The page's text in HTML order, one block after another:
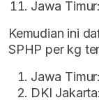
Jawa
Kemudian ini
SPHP per kg
Jawa
DKI